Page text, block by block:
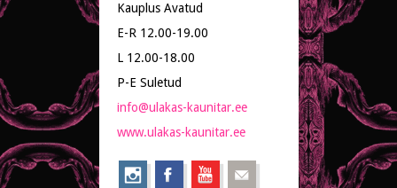
Kauplus Avatud
E-R 12.00-19.00
L 12.00-18.00
P-E Suletud
info@ulakas-kaunitar.ee
www.ulakas-kaunitar.ee